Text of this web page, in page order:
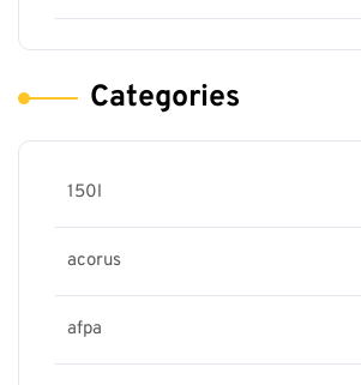
Categories
150l
acorus
afpa